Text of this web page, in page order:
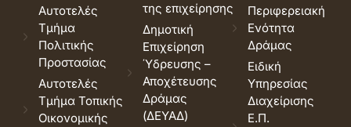
Αυτοτελές
Τμήμα
Πολιτικής
Προστασίας
Αυτοτελές
Τμήμα Τοπικής
Οικονομικής
της επιχείρησης
Δημοτική
Επιχείρηση
Ύδρευσης –
Αποχέτευσης
Δράμας
(ΔΕΥΑΔ)
Περιφερειακή
Ενότητα
Δράμας
Ειδική
Υπηρεσίας
Διαχείρισης
Ε.Π.